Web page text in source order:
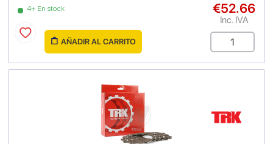
4+ En stock €52.66
Inc. IVA
AÑADIR AL CARRITO